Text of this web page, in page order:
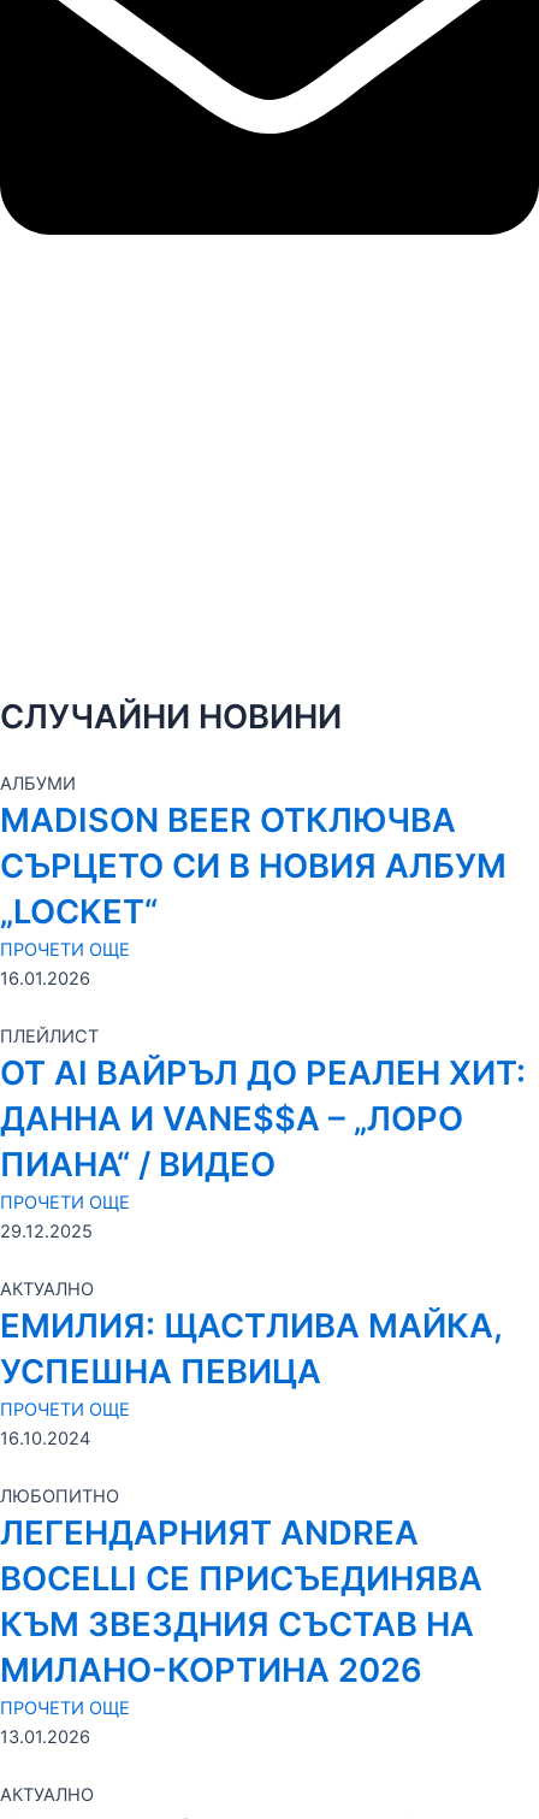
СЛУЧАЙНИ НОВИНИ
АЛБУМИ
MADISON BEER ОТКЛЮЧВА
СЪРЦЕТО СИ В НОВИЯ АЛБУМ
„LOCKET“
ПРОЧЕТИ ОЩЕ
16.01.2026
ПЛЕЙЛИСТ
ОТ AI ВАЙРЪЛ ДО РЕАЛЕН ХИТ:
ДАННА И VANE$$A – „ЛОРО
ПИАНА“ / ВИДЕО
ПРОЧЕТИ ОЩЕ
29.12.2025
АКТУАЛНО
ЕМИЛИЯ: ЩАСТЛИВА МАЙКА,
УСПЕШНА ПЕВИЦА
ПРОЧЕТИ ОЩЕ
16.10.2024
ЛЮБОПИТНО
ЛЕГЕНДАРНИЯТ ANDREA
BOCELLI СЕ ПРИСЪЕДИНЯВА
КЪМ ЗВЕЗДНИЯ СЪСТАВ НА
МИЛАНО-КОРТИНА 2026
ПРОЧЕТИ ОЩЕ
13.01.2026
АКТУАЛНО